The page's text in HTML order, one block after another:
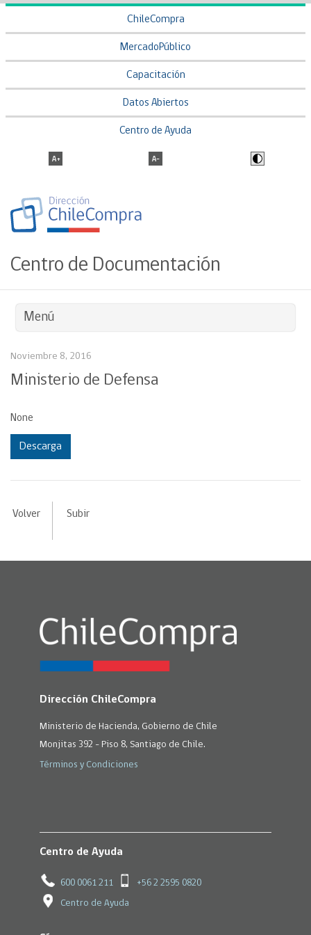
ChileCompra
MercadoPúblico
Capacitación
Datos Abiertos
Centro de Ayuda
Centro de Documentación
Menú
Noviembre 8, 2016
Ministerio de Defensa
None
Descarga
Volver Subir
Dirección ChileCompra
Ministerio de Hacienda, Gobierno de Chile
Monjitas 392 - Piso 8, Santiago de Chile.
Términos y Condiciones
Centro de Ayuda
600 0061 211 +56 2 2595 0820
Centro de Ayuda